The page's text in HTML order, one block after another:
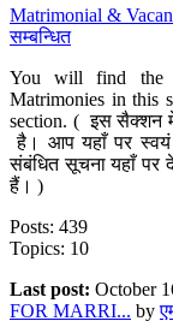
Matrimonial &
सम्बन्धित
You will find the
Matrimonies in this
section. ( इस सैक्शन में
है। आप यहाँ पर स्वयं
संबंधित सूचना यहाँ पर
हैं। )
Posts: 439
Topics: 10
Last post: October
FOR MARRI... by